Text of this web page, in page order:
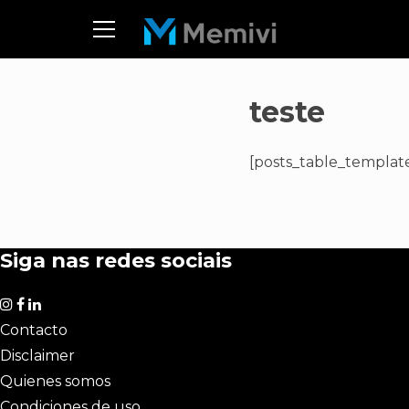
teste
[posts_table_template
Siga nas redes sociais
Contacto
Disclaimer
Quienes somos